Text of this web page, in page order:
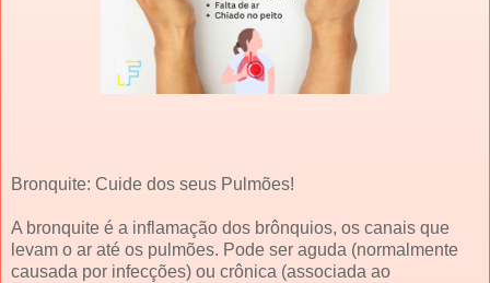
Bronquite: Cuide dos seus Pulmões!
A bronquite é a inflamação dos brônquios, os canais que
levam o ar até os pulmões. Pode ser aguda (normalmente
causada por infecções) ou crônica (associada ao